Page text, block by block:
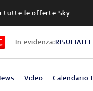
tutte le offerte Sky
In evidenza:RISULTATI
Video Calendario